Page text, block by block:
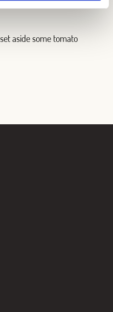
aside some tomato